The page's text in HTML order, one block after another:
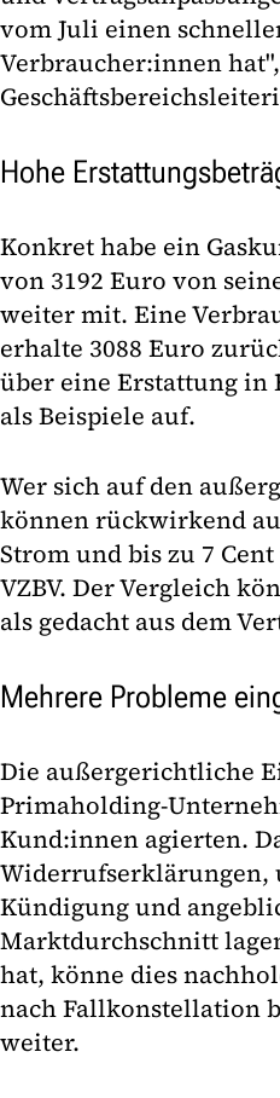
vom Juli einen
Verbraucher:innen
Hohe
Konkret habe ein
von 3192 Euro von
weiter mit. Eine
erhalte 3088 Euro
über eine Erstattung in
als Beispiele auf.
Wer sich auf den
können rückwirkend
Strom und bis zu 7
VZBV. Der Vergleich
als gedacht aus dem
Mehrere Probleme
Die außergerichtliche
Primaholding-
Kund:innen agierten.
Widerrufserklärungen,
Kündigung und
Marktdurchschnitt
hat, könne dies
nach Fallkonstellation
weiter.